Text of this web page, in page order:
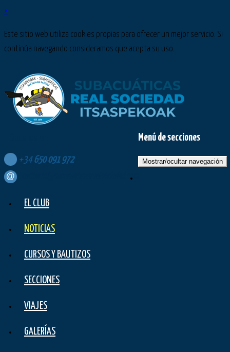
×
Este sitio web utiliza cookies propias para ofrecer un mejor servicio. Si
continúa navegando consideramos que acepta su uso.
+34 650 091 972
contacto@subacuaticasrealsociedad.com
Menú de secciones
Mostrar/ocultar navegación
EL CLUB
NOTICIAS
CURSOS Y BAUTIZOS
SECCIONES
VIAJES
GALERÍAS